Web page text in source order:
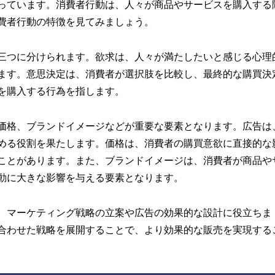
います。消費者行動は、人々が商品やサービスを購入する
行動の特徴を見てみましょう。
に分けられます。欲求は、人々が満たしたいと感じる心理
。意思決定は、消費者が選択肢を比較し、最終的な購買決
入する行為を指します。
、ブランドイメージなどが重要な要素となります。広告は
役割を果たします。価格は、消費者の購買意欲に直接的な
があります。また、ブランドイメージは、消費者が商品や
大きな影響を与える要素となります。
ーケティング戦略の立案や広告の効果的な設計に役立ちま
せた戦略を展開することで、より効果的な販売を実現する